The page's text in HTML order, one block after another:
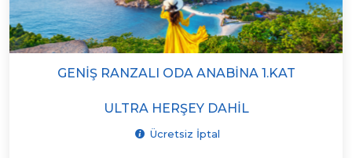
GENIŞ RANZALI ODA ANABINA 1.KAT
ULTRA HERŞEY DAHIL
Ücretsiz İptal